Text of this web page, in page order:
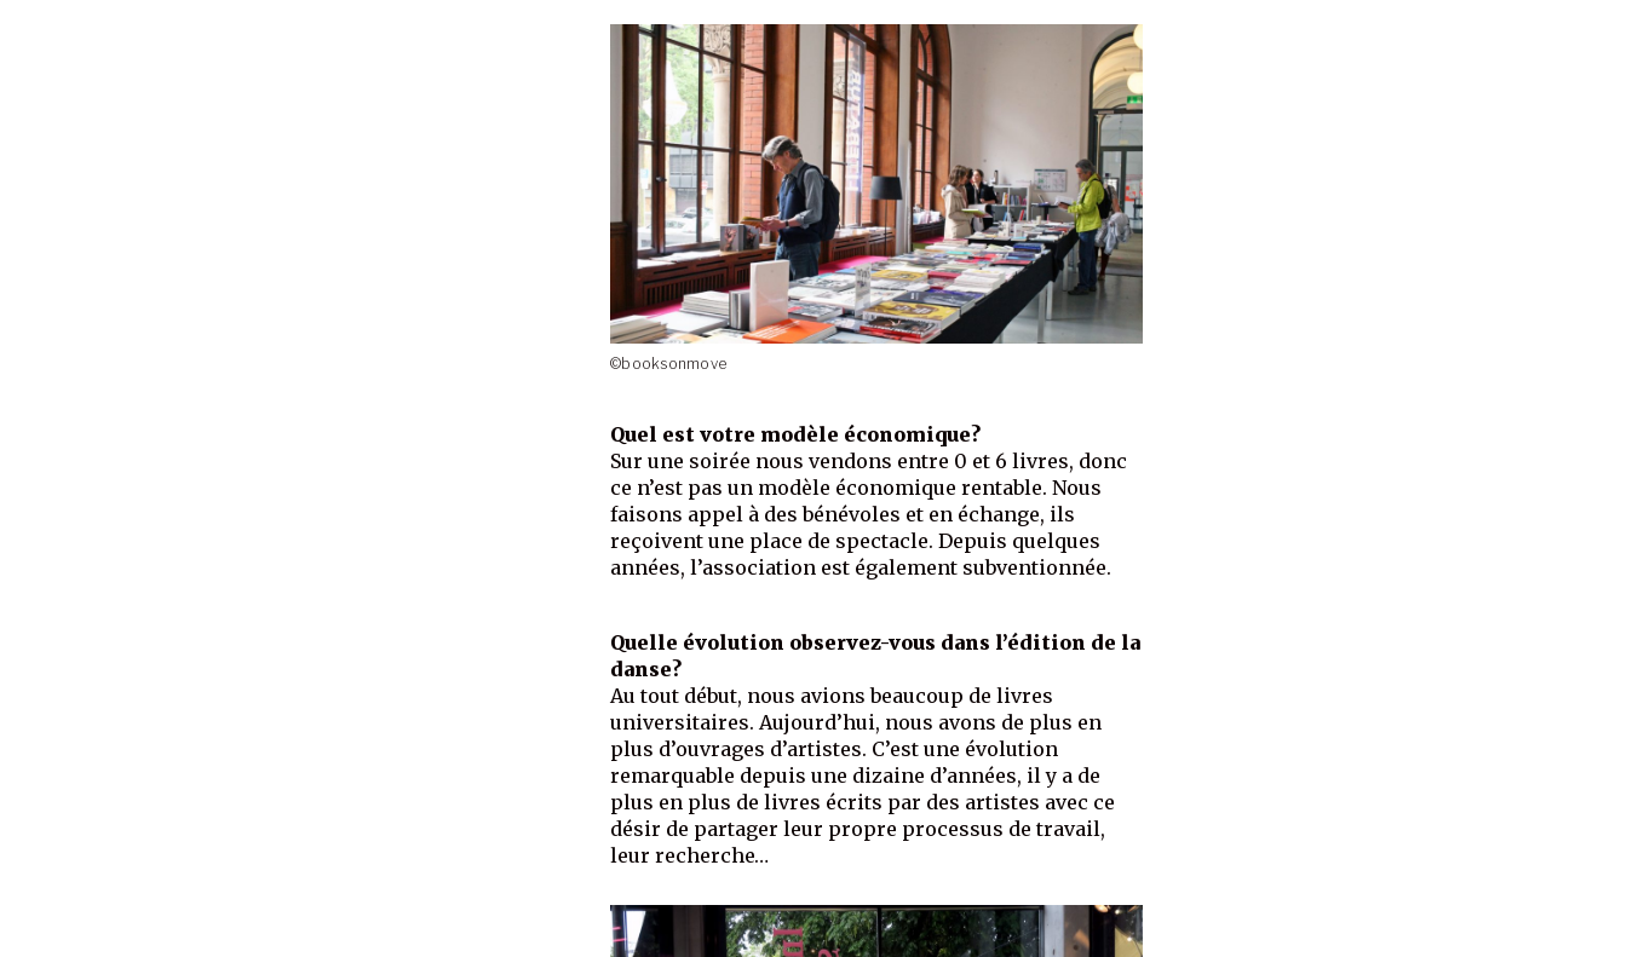
©booksonmove
Quel est votre modèle économique?
Sur une soirée nous vendons entre 0 et 6 livres, donc
ce n’est pas un modèle économique rentable. Nous
faisons appel à des bénévoles et en échange, ils
reçoivent une place de spectacle. Depuis quelques
années, l’association est également subventionnée.
Quelle évolution observez-vous dans l’édition de la
danse?
Au tout début, nous avions beaucoup de livres
universitaires. Aujourd’hui, nous avons de plus en
plus d’ouvrages d’artistes. C’est une évolution
remarquable depuis une dizaine d’années, il y a de
plus en plus de livres écrits par des artistes avec ce
désir de partager leur propre processus de travail,
leur recherche…